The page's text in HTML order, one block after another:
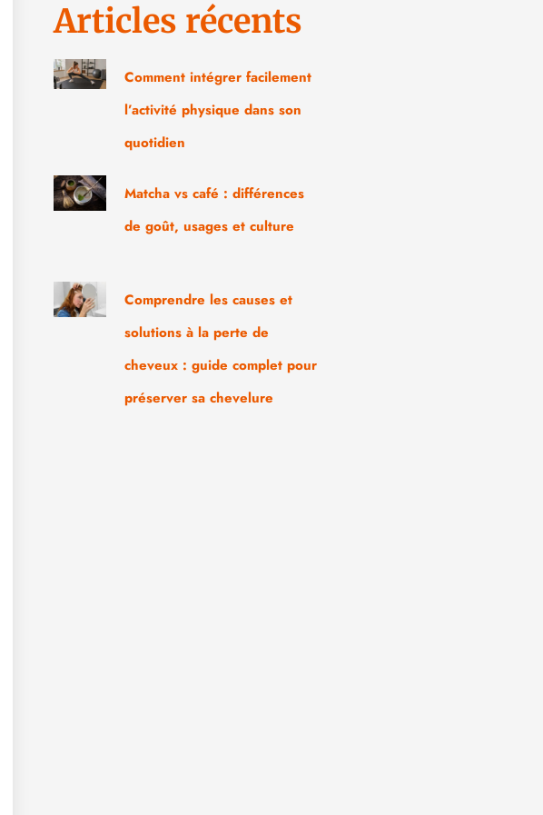
Articles récents
Comment intégrer facilement
l’activité physique dans son
quotidien
Matcha vs café : différences
de goût, usages et culture
Comprendre les causes et
solutions à la perte de
cheveux : guide complet pour
préserver sa chevelure